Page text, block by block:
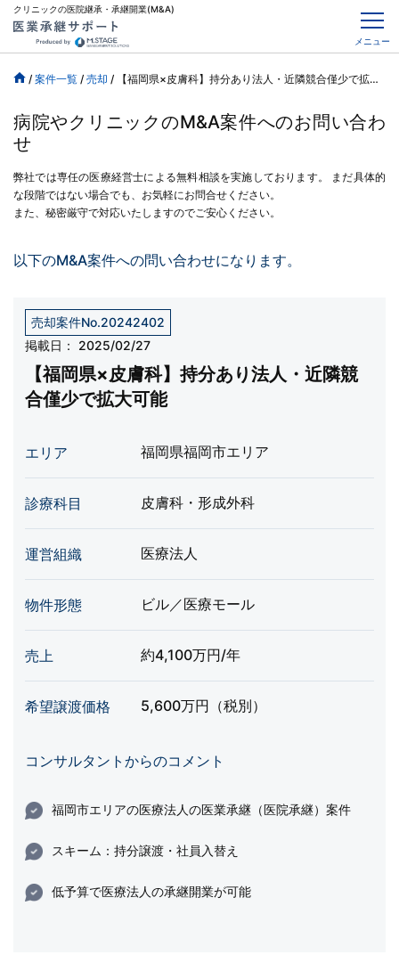
クリニックの医院継承・承継開業(M&A)
メニュー
/ 案件一覧 / 売却 / 【福岡県×皮膚科】持分あり法人・近隣競合僅少で拡大可能
病院やクリニックのM&A案件へのお問い合わ
せ
弊社では専任の医療経営士による無料相談を実施しております。
まだ具体的
な段階ではない場合でも、お気軽にお問合せください。
また、秘密厳守で対応いたしますのでご安心ください。
以下のM&A案件への問い合わせになります。
売却案件No.20242402
掲載日：
2025/02/27
【福岡県×皮膚科】持分あり法人・近隣競
合僅少で拡大可能
エリア 福岡県福岡市エリア
診療科目 皮膚科・形成外科
運営組織 医療法人
物件形態 ビル／医療モール
売上 約4,100万円/年
希望譲渡価格 5,600万円（税別）
コンサルタントからのコメント
福岡市エリアの医療法人の医業承継（医院承継）案件
スキーム：持分譲渡・社員入替え
低予算で医療法人の承継開業が可能